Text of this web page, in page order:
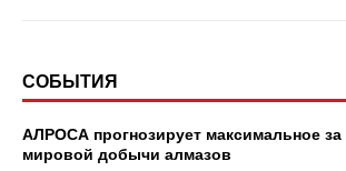
СОБЫТИЯ
АЛРОСА прогнозирует максимальное за
мировой добычи алмазов